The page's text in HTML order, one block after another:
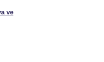
ve